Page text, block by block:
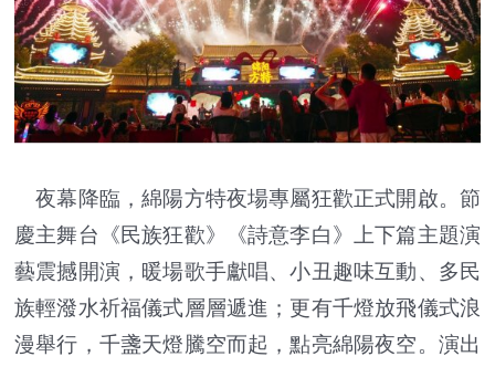
夜幕降臨，綿陽方特夜場專屬狂歡正式開啟。節
慶主舞台《民族狂歡》《詩意李白》上下篇主題演
藝震撼開演，暖場歌手獻唱、小丑趣味互動、多民
族輕潑水祈福儀式層層遞進；更有千燈放飛儀式浪
漫舉行，千盞天燈騰空而起，點亮綿陽夜空。演出